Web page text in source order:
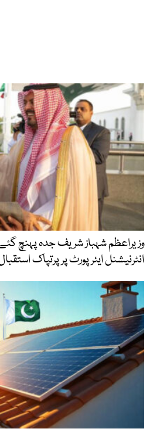
وزیراعظم شہباز شریف جدہ پہنچ
انٹرنیشنل ایئر پورٹ پر پرتپاک